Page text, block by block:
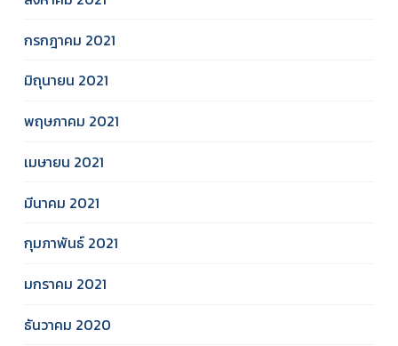
กรกฎาคม 2021
มิถุนายน 2021
พฤษภาคม 2021
เมษายน 2021
มีนาคม 2021
กุมภาพันธ์ 2021
มกราคม 2021
ธันวาคม 2020